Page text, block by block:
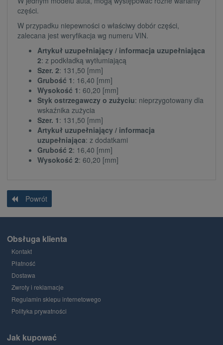
części.
W przypadku niepewności o właściwy dobór części,
zalecana jest weryfikacja wg numeru VIN.
Artykuł uzupełniający / informacja uzupełniająca
2: z podkładką wytłumiającą
Szer. 2: 131,50 [mm]
Grubość 1 : 16,40 [mm]
Wysokość 1 : 60,20 [mm]
Styk ostrzegawczy o zużyciu: nieprzygotowany dla
wskaźnika zużycia
Szer. 1 : 131,50 [mm]
Artykuł uzupełniający / informacja
uzupełniająca: z dodatkami
Grubość 2: 16,40 [mm]
Wysokość 2: 60,20 [mm]
Powrót
Obsługa klienta
Kontakt
Płatność
Dostawa
Zwroty i reklamacje
Regulamin sklepu internetowego
Polityka prywatności
Jak kupować